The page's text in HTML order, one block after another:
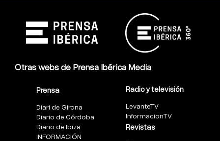
Otras webs de Prensa Ibérica Media
Prensa
Diari de Girona
Diario de Córdoba
Diario de Ibiza
INFORMACIÓN
Radio y televisión
LevanteTV
InformacionTV
Revistas